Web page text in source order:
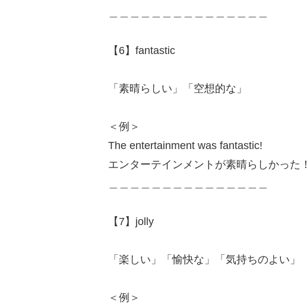
【6】fantastic
「素晴らしい」「空想的な」
＜例＞
The entertainment was fantastic!
エンターテインメントが素晴らしかった！
【7】jolly
「楽しい」「愉快な」「気持ちのよい」
＜例＞